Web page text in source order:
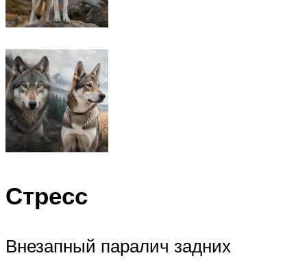
Стресс
Внезапный паралич задних